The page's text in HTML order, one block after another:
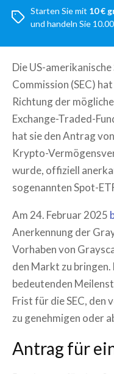
Starten Sie mit 10 €
und handeln Sie
Die US-
Commission (SEC)
Richtung der
Exchange-Traded-
hat sie den Antrag
Krypto-
wurde, offiziell
sogenannten Spot-
Am 24. Februar 2025
Anerkennung der
Vorhaben von
den Markt zu
bedeutenden
Frist für die SEC, den
zu genehmigen oder
Antrag für